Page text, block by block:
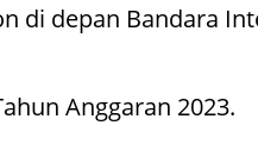
di depan Bandara
Anggaran 2023.